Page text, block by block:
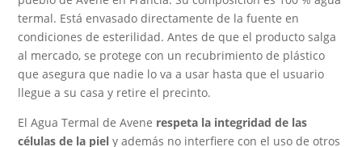
termal. Está envasado directamente de la fuente en
condiciones de esterilidad. Antes de que el producto salga
al mercado, se protege con un recubrimiento de plástico
que asegura que nadie lo va a usar hasta que el usuario
llegue a su casa y retire el precinto.
El Agua Termal de Avene respeta la integridad de las
células de la piel y además no interfiere con el uso de otros